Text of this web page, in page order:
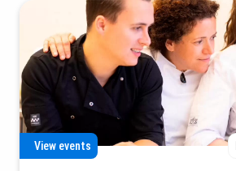
View events